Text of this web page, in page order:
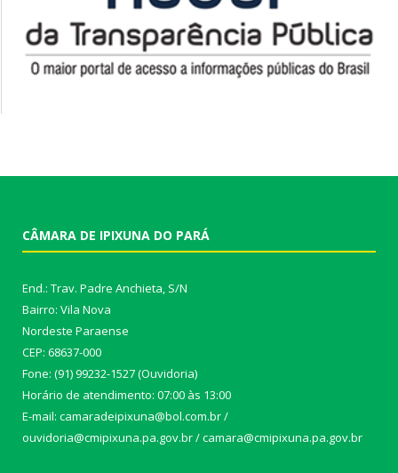
CÂMARA DE IPIXUNA DO PARÁ
End.: Trav. Padre Anchieta, S/N
Bairro: Vila Nova
Nordeste Paraense
CEP: 68637-000
Fone: (91) 99232-1527 (Ouvidoria)
Horário de atendimento: 07:00 às 13:00
E-mail: camaradeipixuna@bol.com.br /
ouvidoria@cmipixuna.pa.gov.br / camara@cmipixuna.pa.gov.br